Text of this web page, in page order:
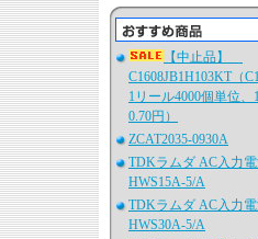
【中止品】
C1608JB1H103KT（
1リール4000個単位、
0.70円）
ZCAT2035-0930A
TDKラムダ AC入力
HWS15A-5/A
TDKラムダ AC入力
HWS30A-5/A